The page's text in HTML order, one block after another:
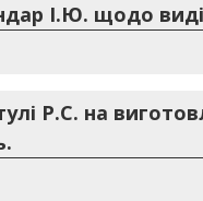
І.Ю. щодо
Р.С. на